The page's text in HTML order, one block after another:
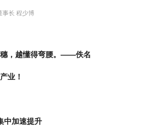
事长 程少博
，越懂得弯腰。——佚名
业！
中加速提升